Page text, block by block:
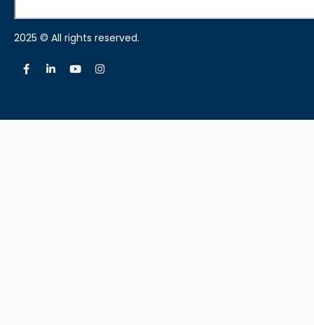
2025 © All rights reserved.